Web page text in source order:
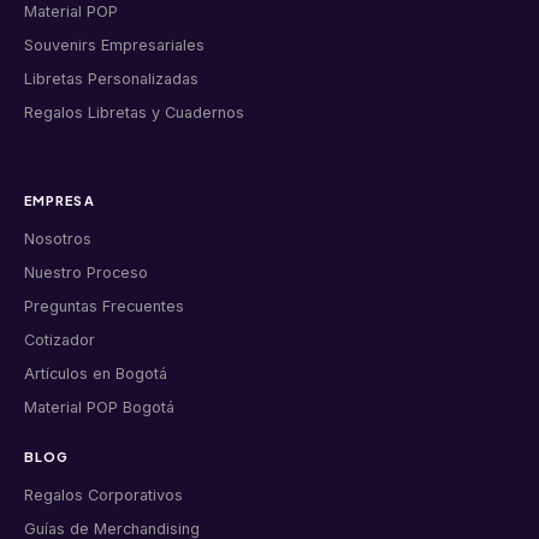
Material POP
Souvenirs Empresariales
Libretas Personalizadas
Regalos Libretas y Cuadernos
EMPRESA
Nosotros
Nuestro Proceso
Preguntas Frecuentes
Cotizador
Artículos en Bogotá
Material POP Bogotá
BLOG
Regalos Corporativos
Guías de Merchandising